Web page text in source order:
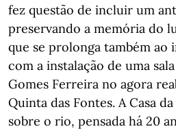
fez questão de incluir um
preservando a memória do
que se prolonga também
com a instalação de uma
Gomes Ferreira no agora
Quinta das Fontes. A Casa
sobre o rio, pensada há 20